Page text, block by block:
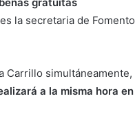
la secretaria de Fomento
Carrillo simultáneamente,
a la misma hora en